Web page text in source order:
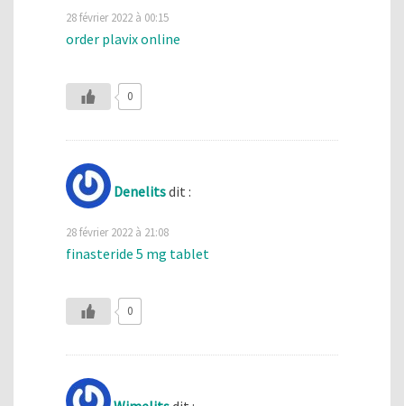
28 février 2022 à 00:15
order plavix online
0
Denelitsdit :
28 février 2022 à 21:08
finasteride 5 mg tablet
0